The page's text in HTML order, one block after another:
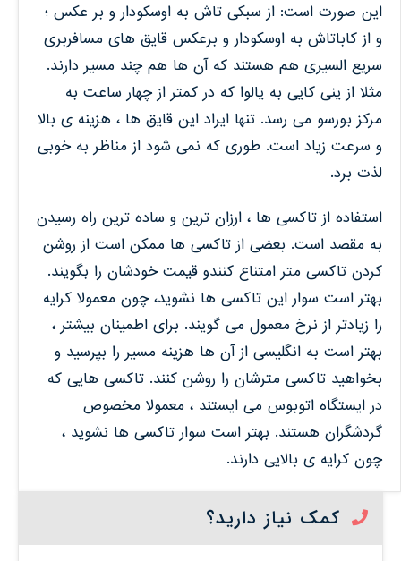
این صورت است: از سبکی تاش به اوسکودار و بر عکس ؛
و از کاباتاش به اوسکودار و برعکس قایق های مسافربری
سریع السیری هم هستند که آن ها هم چند مسیر دارند.
مثلا از ینی کایی به یالوا که در کمتر از چهار ساعت به
مرکز بورسو می رسد. تنها ایراد این قایق ها ، هزینه ی بالا
و سرعت زیاد است. طوری که نمی شود از مناظر به خوبی
لذت برد.
استفاده از تاکسی ها ، ارزان ترین و ساده ترین راه رسیدن
به مقصد است. بعضی از تاکسی ها ممکن است از روشن
کردن تاکسی متر امتناع کنندو قیمت خودشان را بگویند.
بهتر است سوار این تاکسی ها نشوید، چون معمولا کرایه
را زیادتر از نرخ معمول می گویند. برای اطمینان بیشتر ،
بهتر است به انگلیسی از آن ها هزینه مسیر را بپرسید و
بخواهید تاکسی مترشان را روشن کنند. تاکسی هایی که
در ایستگاه اتوبوس می ایستند ، معمولا مخصوص
گردشگران هستند. بهتر است سوار تاکسی ها نشوید ،
چون کرایه ی بالایی دارند.
کمک نیاز دارید؟